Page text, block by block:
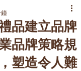
品建立品牌
品牌策略規
塑造令人難
鐘